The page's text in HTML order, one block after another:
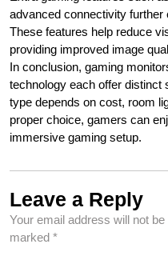
advanced connectivity further
These features help reduce
providing improved image
In conclusion, gaming
technology each offer distinct
type depends on cost, room
proper choice, gamers can
immersive gaming setup.
Leave a Reply
Your email address will not be
marked *